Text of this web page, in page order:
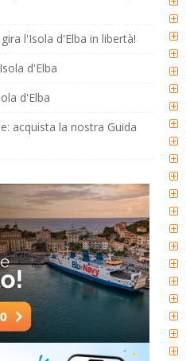
l'Isola d'Elba in libertà!
d'Elba
d'Elba
acquista la nostra Guida